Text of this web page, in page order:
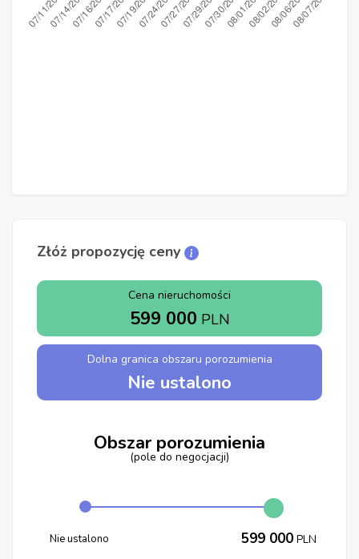
Złóż propozycję ceny
Cena nieruchomości
599 000 PLN
Dolna granica obszaru porozumienia
Nie ustalono
Obszar porozumienia
(pole do negocjacji)
Nie ustalono 599 000 PLN